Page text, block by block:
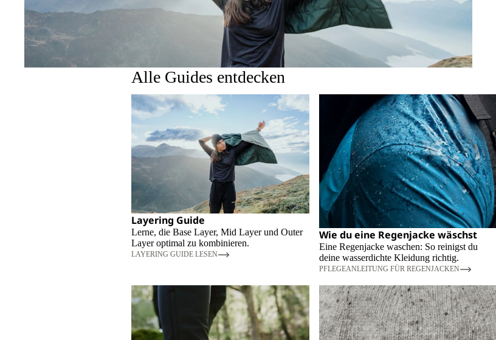
Alle Guides entdecken
Layering Guide
Lerne, die Base Layer, Mid Layer und Outer
Layer optimal zu kombinieren.
LAYERING GUIDE LESEN
Wie du eine Regenjacke wäschst
Eine Regenjacke waschen: So reinigst du
deine wasserdichte Kleidung richtig.
PFLEGEANLEITUNG FÜR REGENJACKEN